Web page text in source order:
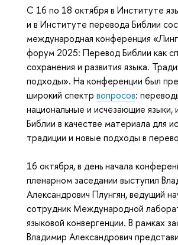
С 16 по 18 октября в Институте
и в Институте перевода Библии
международная конференция
форум 2025: Перевод Библии как
сохранения и развития языка.
подходы». На конференции был
широкий спектр вопросов:
национальные и исчезающие языки,
Библии в качестве материала для
традиции и новые подходы в
16 октября, в день начала
пленарном заседании выступил
Александрович Плунгян, ведущий
сотрудник Международной
языковой конвергенции. В рамках
Владимир Александрович